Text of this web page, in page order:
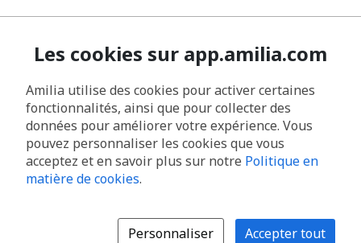
Les cookies sur app.amilia.com
Amilia utilise des cookies pour activer certaines
fonctionnalités, ainsi que pour collecter des
données pour améliorer votre expérience. Vous
pouvez personnaliser les cookies que vous
acceptez et en savoir plus sur notre Politique en
matière de cookies.
Personnaliser Accepter tout